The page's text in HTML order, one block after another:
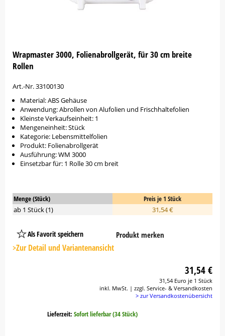
Wrapmaster 3000, Folienabrollgerät, für 30 cm breite
Rollen
Art.-Nr. 33100130
Material: ABS Gehäuse
Anwendung: Abrollen von Alufolien und Frischhaltefolien
Kleinste Verkaufseinheit: 1
Mengeneinheit: Stück
Kategorie: Lebensmittelfolien
Produkt: Folienabrollgerät
Ausführung: WM 3000
Einsetzbar für: 1 Rolle 30 cm breit
Menge (Stück)
Preis je 1 Stück
ab 1 Stück (1)
31,54 €
Als Favorit speichern
Platzhalter
Button
Produkt merken
>Zur Detail und Variantenansicht
31,54 €
31,54 Euro je 1 Stück
inkl. MwSt. | zzgl. Service- & Versandkosten
> zur Versandkostenübersicht
Lieferzeit: Sofort lieferbar (34 Stück)